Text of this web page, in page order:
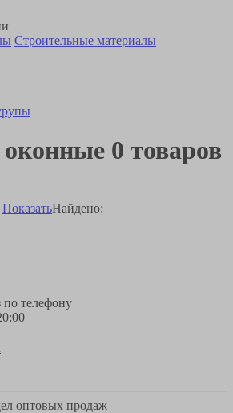
Строительные материалы
0 товаров
ПоказатьНайдено:
по телефону
оптовых продаж